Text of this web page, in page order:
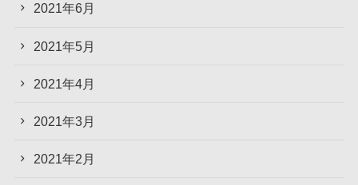
2021年6月
2021年5月
2021年4月
2021年3月
2021年2月